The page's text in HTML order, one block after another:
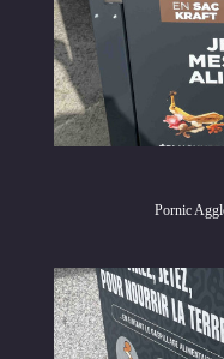
Pornic